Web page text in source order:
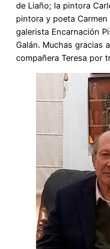
de Liaño; la pintora
pintora y poeta
galerista Encarnación
Galán. Muchas gracias
compañera Teresa por